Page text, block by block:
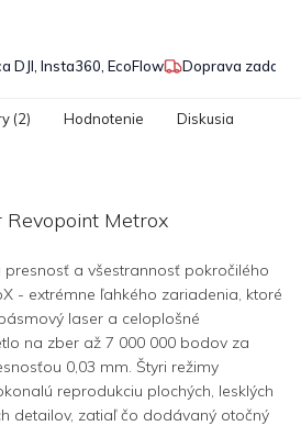
DJI, Insta360, EcoFlow Doprava
(2) Hodnotenie Diskusia
Revopoint Metrox
presnosť a všestrannosť pokročilého
- extrémne ľahkého zariadenia, ktoré
laser a celoplošné
na zber až 7 000 000 bodov za
0,03 mm. Štyri režimy
reprodukciu plochých, lesklých
detailov, zatiaľ čo dodávaný otočný